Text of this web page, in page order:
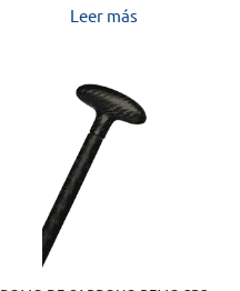
Leer más